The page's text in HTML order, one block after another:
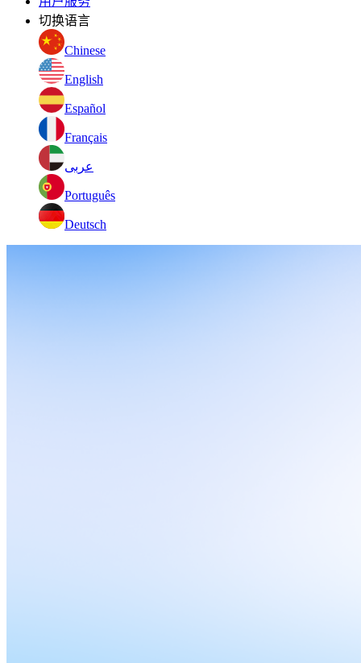
切换语言
Chinese
English
Español
Français
عربى
Português
Deutsch